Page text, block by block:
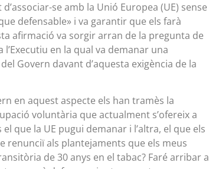
se amb la Unió Europea (UE) sense
defensable» i va garantir que els farà
afirmació va sorgir arran de la pregunta de
l’Executiu en la qual va demanar una
Govern davant d’aquesta exigència de la
en aquest aspecte els han tramès la
voluntària que actualment s’ofereix a
que la UE pugui demanar i l’altra, el que els
renunciï als plantejaments que els meus
de 30 anys en el tabac? Faré arribar a